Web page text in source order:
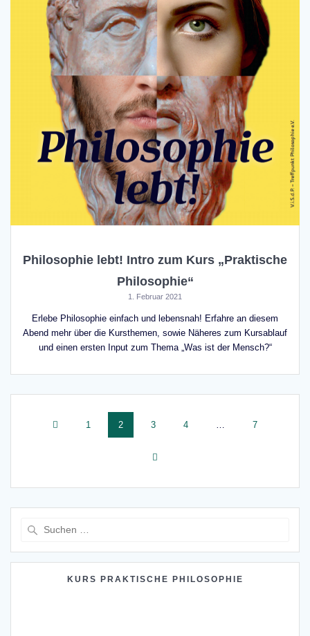
Philosophie lebt! Intro zum Kurs „Praktische
Philosophie“
1. Februar 2021
Erlebe Philosophie einfach und lebensnah! Erfahre an diesem
Abend mehr über die Kursthemen, sowie Näheres zum Kursablauf
und einen ersten Input zum Thema „Was ist der Mensch?“
Beitragsnavigation
Seite
1 Seite
2 Seite
3 Seite
4 Seite
7
KURS PRAKTISCHE PHILOSOPHIE